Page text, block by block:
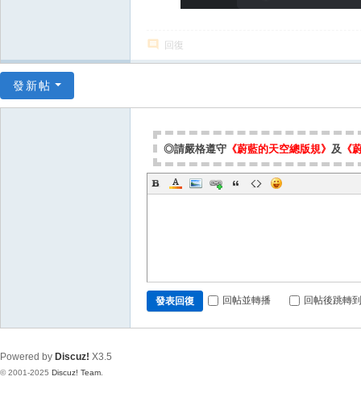
回復
發新帖
◎請嚴格遵守 《蔚藍的天空總版規》 及 《
發表回復 回帖並轉播 回帖後跳轉
Powered by Discuz! X3.5
© 2001-2025 Discuz! Team